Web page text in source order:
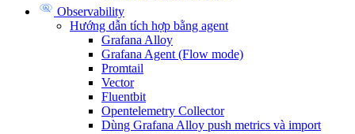
Observability
Hướng dẫn tích hợp bằng agent
Grafana Alloy
Grafana Agent (Flow mode)
Promtail
Vector
Fluentbit
Opentelemetry Collector
Dùng Grafana Alloy push metrics và import